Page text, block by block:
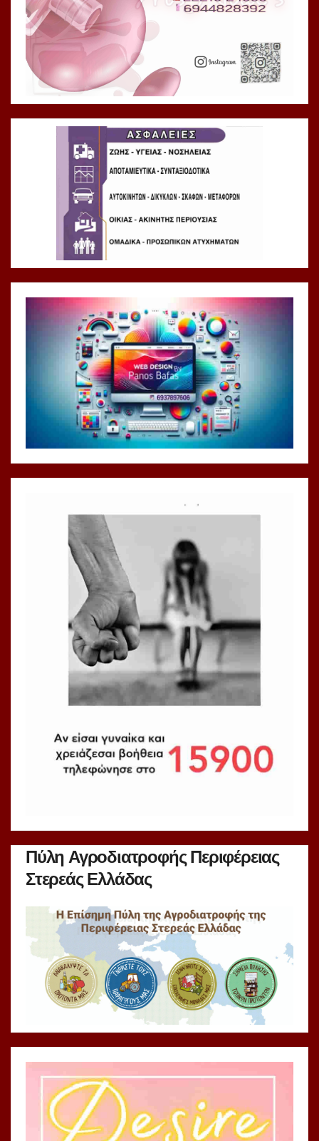
Πύλη Αγροδιατροφής Περιφέρειας
Στερεάς Ελλάδας